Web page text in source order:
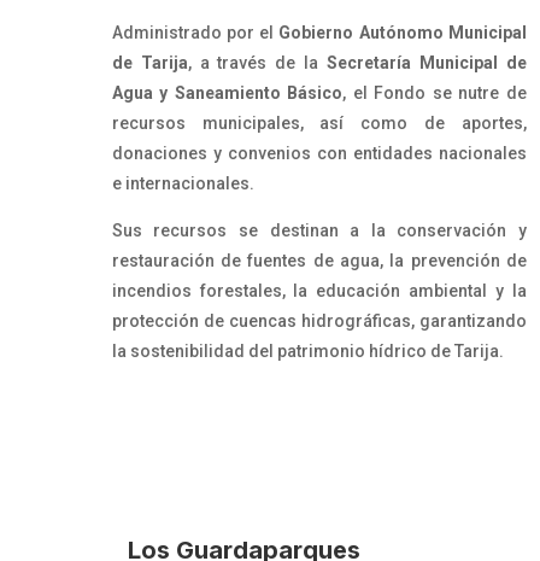
Administrado por el Gobierno Autónomo Municipal
de Tarija, a través de laSecretaría Municipal de
Agua y Saneamiento Básico, el Fondo se nutre de
recursos municipales, así como de aportes,
donaciones y convenios con entidades nacionales
e internacionales.
Sus recursos se destinan a la conservación y
restauración de fuentes de agua, la prevención de
incendios forestales, la educación ambiental y la
protección de cuencas hidrográficas, garantizando
la sostenibilidad del patrimonio hídrico de Tarija.
Los Guardaparques